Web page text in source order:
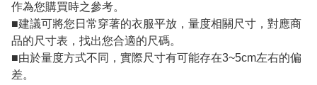
作為您購買時之參考。
■建議可將您日常穿著的衣服平放，量度相關尺寸，對應商
品的尺寸表，找出您合適的尺碼。
■由於量度方式不同，實際尺寸有可能存在3~5cm左右的偏
差。